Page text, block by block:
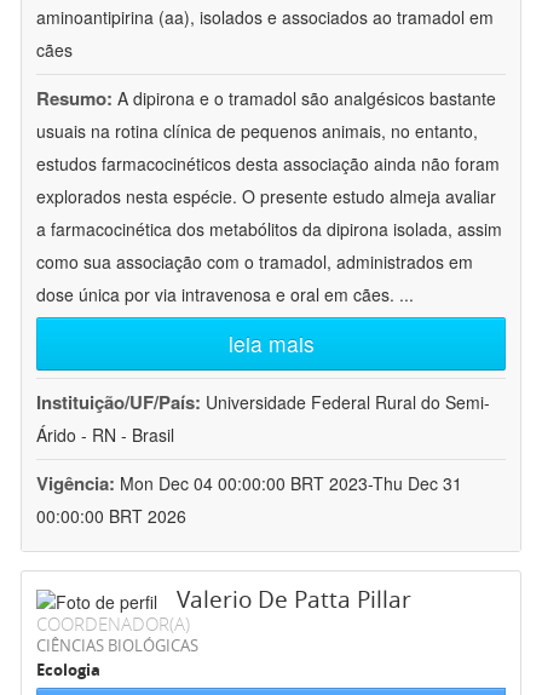
aminoantipirina (aa), isolados e associados ao tramadol em
cães
Resumo: A dipirona e o tramadol são analgésicos bastante
usuais na rotina clínica de pequenos animais, no entanto,
estudos farmacocinéticos desta associação ainda não foram
explorados nesta espécie. O presente estudo almeja avaliar
a farmacocinética dos metabólitos da dipirona isolada, assim
como sua associação com o tramadol, administrados em
dose única por via intravenosa e oral em cães. ...
leia mais
Instituição/UF/País: Universidade Federal Rural do Semi-
Árido - RN - Brasil
Vigência: Mon Dec 04 00:00:00 BRT 2023-Thu Dec 31
00:00:00 BRT 2026
Valerio De Patta Pillar
COORDENADOR(A)
CIÊNCIAS BIOLÓGICAS
Ecologia